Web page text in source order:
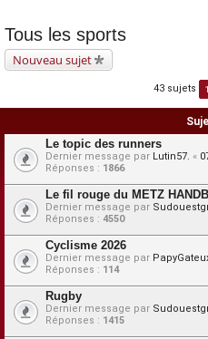
Tous les sports
Nouveau sujet
43 sujets 1
Le topic des runners
Dernier message par Lutin57. «
Réponses : 1866
Le fil rouge du METZ
Dernier message par
Réponses : 4550
Cyclisme 2026
Dernier message par
Réponses : 114
Rugby
Dernier message par
Réponses : 1415